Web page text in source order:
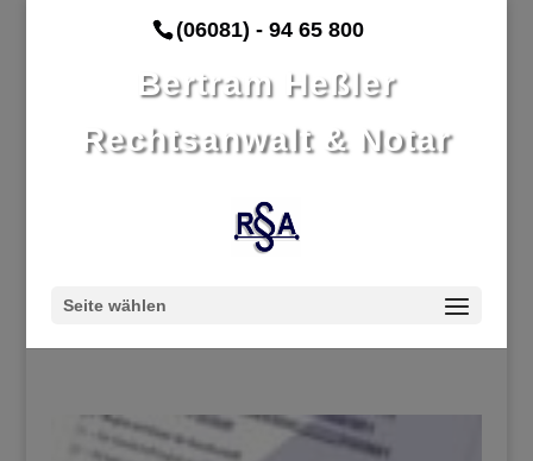
(06081) - 94 65 800
Bertram Heßler
Rechtsanwalt & Notar
Seite wählen